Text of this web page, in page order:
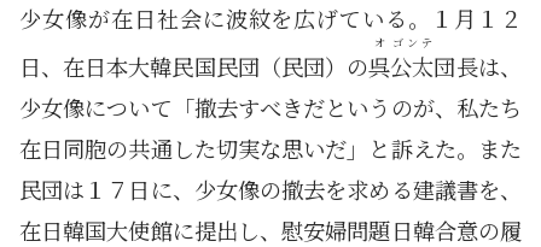
少女像が在日社会に波紋を広げている。１月１２
日、在日本大韓民国民団（民団）の呉
オ
公太
ゴンテ
団長は、
少女像について「撤去すべきだというのが、私たち
在日同胞の共通した切実な思いだ」と訴えた。また
民団は１７日に、少女像の撤去を求める建議書を、
在日韓国大使館に提出し、慰安婦問題日韓合意の履